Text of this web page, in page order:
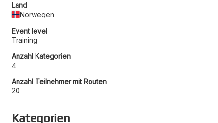
Land
Norwegen
Event level
Training
Anzahl Kategorien
4
Anzahl Teilnehmer mit Routen
20
Kategorien